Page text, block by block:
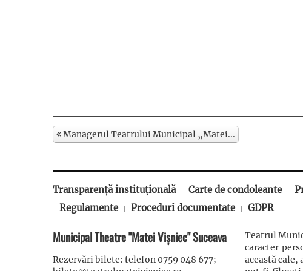
Managerul Teatrului Municipal „Matei...
Transparență instituțională Carte de condoleante
Regulamente
Proceduri documentate GDPR
Municipal Theatre "Matei Vișniec" Suceava
Rezervări bilete: telefon 0759 048 677;
Teatrul
caracter
această